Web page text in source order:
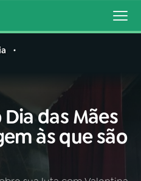
das Mães
às que são